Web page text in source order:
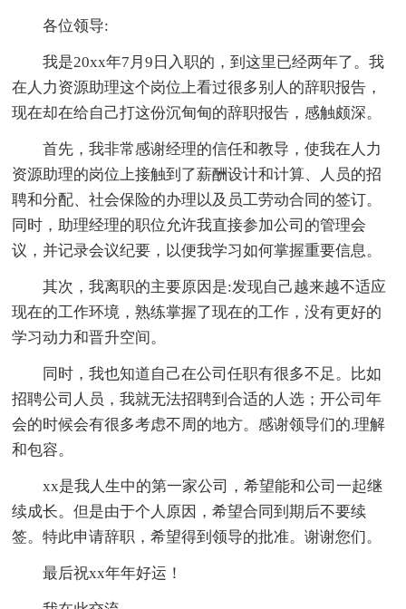
各位领导:
我是20xx年7月9日入职的，到这里已经两年了。我
在人力资源助理这个岗位上看过很多别人的辞职报告，
现在却在给自己打这份沉甸甸的辞职报告，感触颇深。
首先，我非常感谢经理的信任和教导，使我在人力
资源助理的岗位上接触到了薪酬设计和计算、人员的招
聘和分配、社会保险的办理以及员工劳动合同的签订。
同时，助理经理的职位允许我直接参加公司的管理会
议，并记录会议纪要，以便我学习如何掌握重要信息。
其次，我离职的主要原因是:发现自己越来越不适应
现在的工作环境，熟练掌握了现在的工作，没有更好的
学习动力和晋升空间。
同时，我也知道自己在公司任职有很多不足。比如
招聘公司人员，我就无法招聘到合适的人选；开公司年
会的时候会有很多考虑不周的地方。感谢领导们的.理解
和包容。
xx是我人生中的第一家公司，希望能和公司一起继
续成长。但是由于个人原因，希望合同到期后不要续
签。特此申请辞职，希望得到领导的批准。谢谢您们。
最后祝xx年年好运！